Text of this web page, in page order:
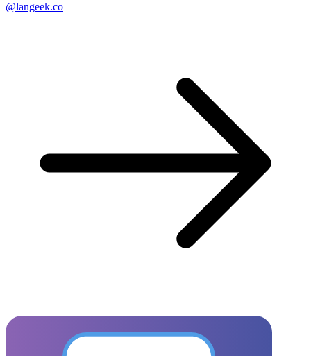
@langeek.co